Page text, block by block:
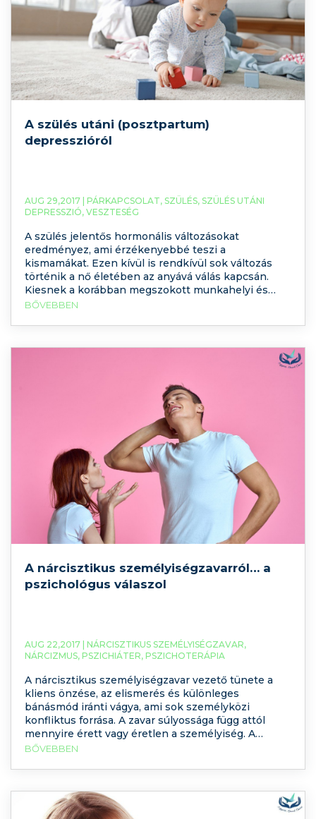
A szülés utáni (posztpartum)
depresszióról
AUG 29,2017 | PÁRKAPCSOLAT, SZÜLÉS, SZÜLÉS UTÁNI
DEPRESSZIÓ, VESZTESÉG
A szülés jelentős hormonális változásokat
eredményez, ami érzékenyebbé teszi a
kismamákat. Ezen kívül is rendkívül sok változás
történik a nő életében az anyává válás kapcsán.
Kiesnek a korábban megszokott munkahelyi és
gyakran társas környezetből is, megváltoznak a
a szülői szerep felelőssége... Mi az a szülés utáni
BŐVEBBEN
A nárcisztikus személyiségzavarról… a
pszichológus válaszol
AUG 22,2017 | NÁRCISZTIKUS SZEMÉLYISÉGZAVAR,
NÁRCIZMUS, PSZICHIÁTER, PSZICHOTERÁPIA
A nárcisztikus személyiségzavar vezető tünete a
kliens önzése, az elismerés és különleges
bánásmód iránti vágya, ami sok személyközi
konfliktus forrása. A zavar súlyossága függ attól
mennyire érett vagy éretlen a személyiség. A
diagnózist pszichiáter szakorvos állíthatja fel. Mik a
hátterében és mi a leghatékonyabb terápia?
BŐVEBBEN